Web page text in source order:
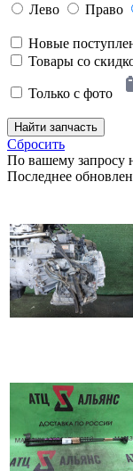
Лево
Право
Новые
Товары со
Только с фото
Найти запчасть
Сбросить
По вашему запросу
Последнее